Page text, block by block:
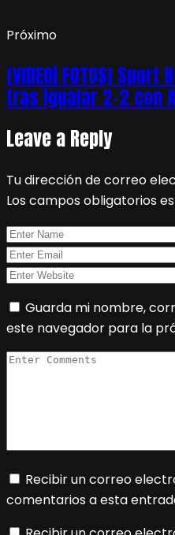
Próximo
(VIDEO| FOTOS)
tras igualar 2-2 con
Leave a Reply
Tu dirección de correo
Los campos obligatorios
Guarda mi nombre,
este navegador para la
Recibir un correo
comentarios a esta